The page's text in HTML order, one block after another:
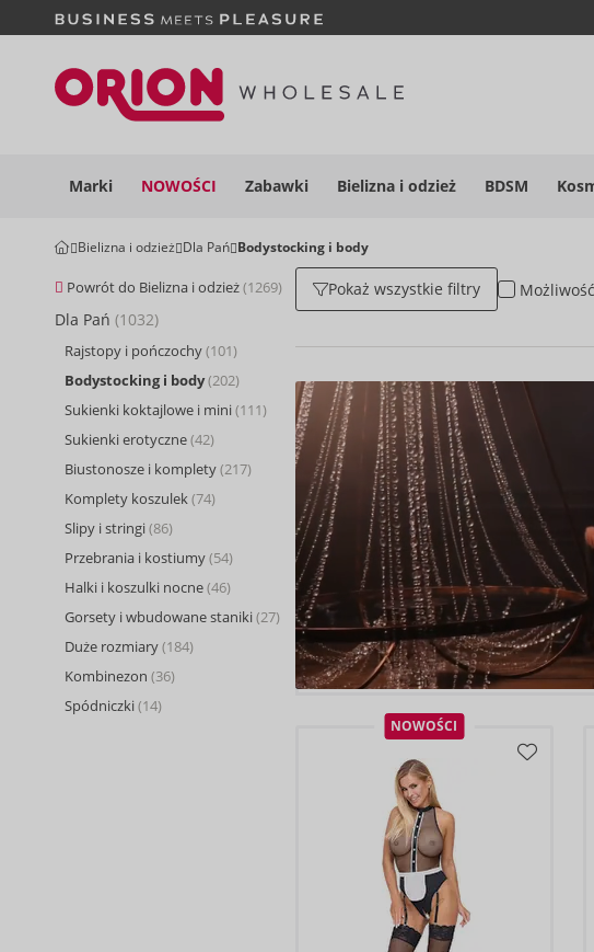
Marki NOWOŚCI Zabawki Bielizna i odzież BDSM
Bielizna i odzież Dla Pań Bodystocking i body
Powrót do Bielizna i odzież(1269)
Dla Pań (1032)
Rajstopy i pończochy(101)
Bodystocking i body(202)
Sukienki koktajlowe i mini(111)
Sukienki erotyczne(42)
Biustonosze i komplety(217)
Komplety koszulek(74)
Slipy i stringi(86)
Przebrania i kostiumy(54)
Halki i koszulki nocne(46)
Gorsety i wbudowane staniki(27)
Duże rozmiary(184)
Kombinezon (36)
Spódniczki(14)
Pokaż wszystkie filtry Możliwość
NOWOŚCI